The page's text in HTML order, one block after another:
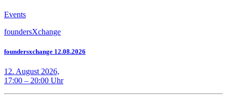
Events
foundersXchange
foundersxchange 12.08.2026
12. August 2026,
17:00 – 20:00 Uhr